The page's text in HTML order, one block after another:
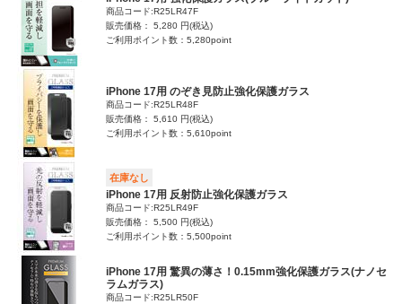
商品コード:R25LR47F
販売価格： 5,280 円(税込)
ご利用ポイント数：5,280point
iPhone 17用 のぞき見防止強化保護ガラス
商品コード:R25LR48F
販売価格： 5,610 円(税込)
ご利用ポイント数：5,610point
在庫なし
iPhone 17用 反射防止強化保護ガラス
商品コード:R25LR49F
販売価格： 5,500 円(税込)
ご利用ポイント数：5,500point
iPhone 17用 驚異の薄さ！0.15mm強化保護ガラス(ナノセ
ラムガラス)
商品コード:R25LR50F